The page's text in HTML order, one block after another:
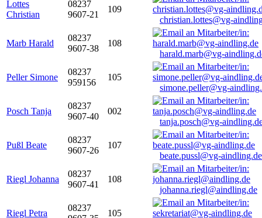
Lottes
Christian
08237
9607-21
109
christian.lottes@vg-
Marb Harald
08237
9607-38
108
harald.marb@vg-
Peller Simone
08237
959156
105
simone.peller@vg-
Posch Tanja
08237
9607-40
002
tanja.posch@vg-
Pußl Beate
08237
9607-26
107
beate.pussl@vg-aindling.de
Riegl Johanna
08237
9607-41
108
johanna.riegl@aindling.de
Riegl Petra
08237
105